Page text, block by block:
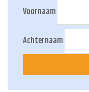
Voornaam
Achternaam